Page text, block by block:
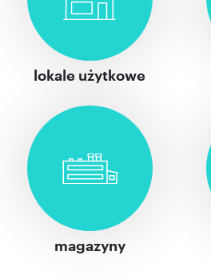
lokale użytkowe
magazyny